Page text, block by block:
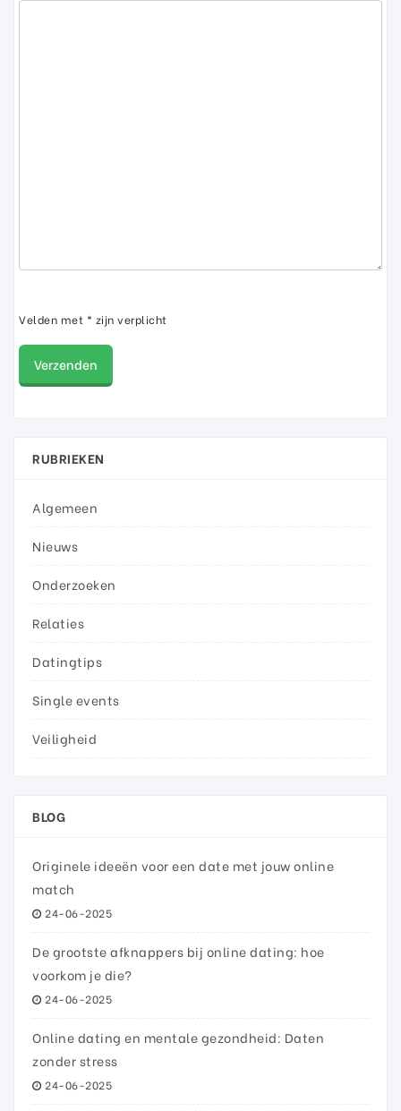
Velden met * zijn verplicht
RUBRIEKEN
Algemeen
Nieuws
Onderzoeken
Relaties
Datingtips
Single events
Veiligheid
BLOG
Originele ideeën voor een date met jouw online
match
24-06-2025
De grootste afknappers bij online dating: hoe
voorkom je die?
24-06-2025
Online dating en mentale gezondheid: Daten
zonder stress
24-06-2025